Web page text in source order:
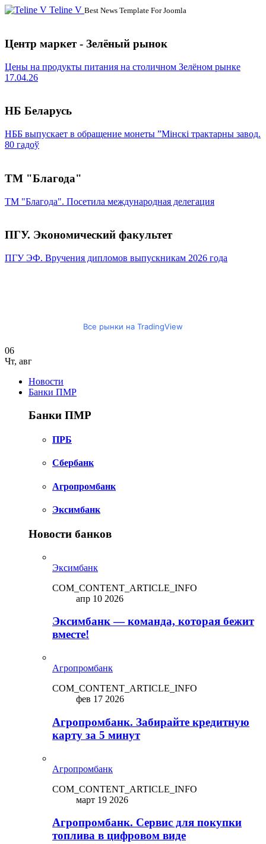
Teline V Best News Template For Joomla
Центр маркет - Зелёный рынок
Цены на продукты питания на столичном Зелёном рынке
17.04.26
НБ Беларусь
НББ выпускает в обращение монеты ”Мінскі трактарны завод.
80 гадоў
ТМ "Благода"
ТМ "Благода". Посетила международная делегация
ПГУ. Экономический факультет
ПГУ ЭФ. Вручения дипломов выпускникам 2026 года
Все рынки на TradingView
06
Чт, авг
Новости
Банки ПМР
Банки ПМР
ПРБ
Сбербанк
Агропромбанк
Эксимбанк
Новости банков
Эксимбанк
COM_CONTENT_ARTICLE_INFO
апр 10 2026
Эксимбанк — команда, которая бежит
вместе!
Агропромбанк
COM_CONTENT_ARTICLE_INFO
фев 17 2026
Агропромбанк. Забирайте кредитную
карту за 5 минут
Агропромбанк
COM_CONTENT_ARTICLE_INFO
март 19 2026
Агропромбанк. Сервис для покупки
топлива в цифровом виде